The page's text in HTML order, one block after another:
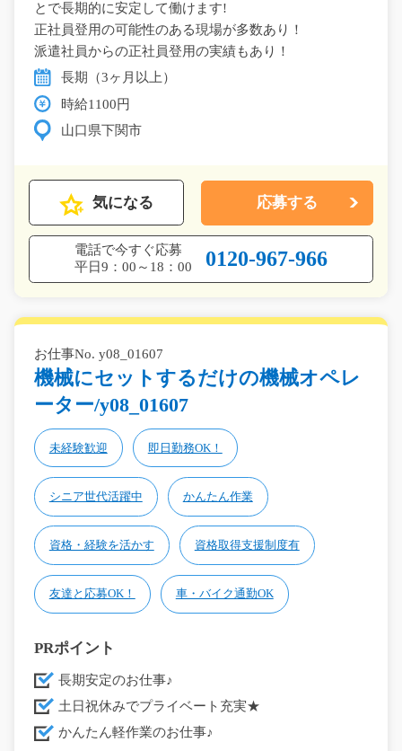
とで長期的に安定して働けます!
正社員登用の可能性のある現場が多数あり！
派遣社員からの正社員登用の実績もあり！
長期（3ヶ月以上）
時給1100円
山口県下関市
気になる 応募する
電話で今すぐ応募
平日9：00～18：00
0120-967-966
お仕事No. y08_01607
機械にセットするだけの機械オペレ
ーター/y08_01607
未経験歓迎 即日勤務OK！
シニア世代活躍中 かんたん作業
資格・経験を活かす 資格取得支援制度有
友達と応募OK！ 車・バイク通勤OK
PRポイント
長期安定のお仕事♪
土日祝休みでプライベート充実★
かんたん軽作業のお仕事♪